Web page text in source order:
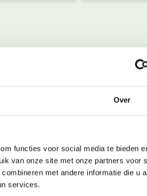
Over
functies voor social media te bieden
van onze site met onze partners voor
met andere informatie die u
services.